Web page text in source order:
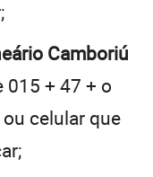
Camboriú
015 + 47 + o
celular que